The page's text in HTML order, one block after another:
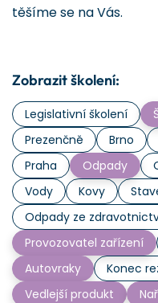
těšíme se na Vás.
Zobrazit školení:
Legislativní školení
Prezenčně
Brno
Praha
Odpady
Vody
Kovy
Odpady ze
Provozovatel zařízení
Autovraky
Konec
Vedlejší produkt